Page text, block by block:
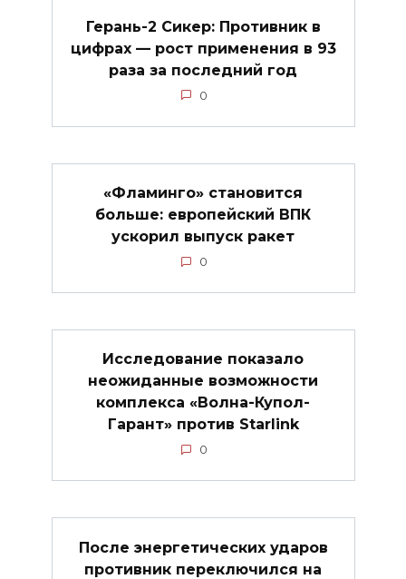
Герань-2 Сикер: Противник в
цифрах — рост применения в 93
раза за последний год
0
«Фламинго» становится
больше: европейский ВПК
ускорил выпуск ракет
0
Исследование показало
неожиданные возможности
комплекса «Волна-Купол-
Гарант» против Starlink
0
После энергетических ударов
противник переключился на